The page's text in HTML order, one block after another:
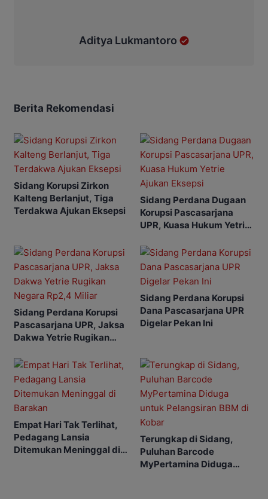
Aditya Lukmantoro
Berita Rekomendasi
Sidang Korupsi Zirkon
Kalteng Berlanjut, Tiga
Terdakwa Ajukan Eksepsi
Sidang Perdana Dugaan
Korupsi Pascasarjana
UPR, Kuasa Hukum Yetrie
Sidang Perdana Korupsi
Pascasarjana UPR, Jaksa
Dakwa Yetrie Rugikan
Sidang Perdana Korupsi
Dana Pascasarjana UPR
Digelar Pekan Ini
Empat Hari Tak Terlihat,
Pedagang Lansia
Ditemukan Meninggal di
Terungkap di Sidang,
Puluhan Barcode
MyPertamina Diduga